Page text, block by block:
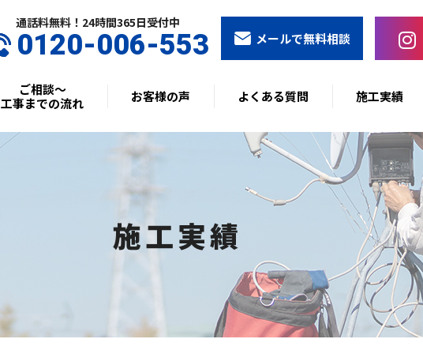
通話料無料！24時間365⽇受付中
0120-006-553 メールで無料相談
ご相談〜
工事までの流れ
お客様の声 よくある質問 施工実績
施工実績